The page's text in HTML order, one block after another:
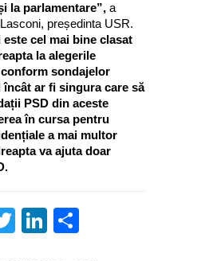
la parlamentare”, a
președinta USR.
este cel mai bine clasat
la alegerile
sondajelor
încât ar fi singura care să
PSD din aceste
în cursa pentru
a mai multor
va ajuta doar
TwitterLinkedIn